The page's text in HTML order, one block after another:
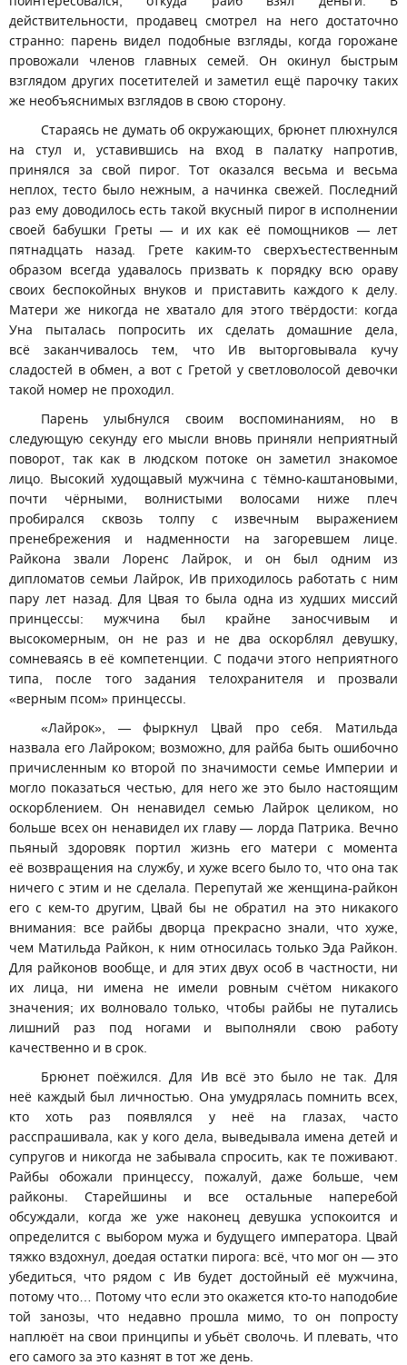
действительности, продавец смотрел на него достаточно
странно: парень видел подобные взгляды, когда горожане
провожали членов главных семей. Он окинул быстрым
взглядом других посетителей и заметил ещё парочку таких
же необъяснимых взглядов в свою сторону.
Стараясь не думать об окружающих, брюнет плюхнулся
на стул и, уставившись на вход в палатку напротив,
принялся за свой пирог. Тот оказался весьма и весьма
неплох, тесто было нежным, а начинка свежей. Последний
раз ему доводилось есть такой вкусный пирог в исполнении
своей бабушки Греты — и их как её помощников — лет
пятнадцать назад. Грете каким-то сверхъестественным
образом всегда удавалось призвать к порядку всю ораву
своих беспокойных внуков и приставить каждого к делу.
Матери же никогда не хватало для этого твёрдости: когда
Уна пыталась попросить их сделать домашние дела,
всё заканчивалось тем, что Ив выторговывала кучу
сладостей в обмен, а вот с Гретой у светловолосой девочки
такой номер не проходил.
Парень улыбнулся своим воспоминаниям, но в
следующую секунду его мысли вновь приняли неприятный
поворот, так как в людском потоке он заметил знакомое
лицо. Высокий худощавый мужчина с тёмно-каштановыми,
почти чёрными, волнистыми волосами ниже плеч
пробирался сквозь толпу с извечным выражением
пренебрежения и надменности на загоревшем лице.
Райкона звали Лоренс Лайрок, и он был одним из
дипломатов семьи Лайрок, Ив приходилось работать с ним
пару лет назад. Для Цвая то была одна из худших миссий
принцессы: мужчина был крайне заносчивым и
высокомерным, он не раз и не два оскорблял девушку,
сомневаясь в её компетенции. С подачи этого неприятного
типа, после того задания телохранителя и прозвали
«верным псом» принцессы.
«Лайрок», — фыркнул Цвай про себя. Матильда
назвала его Лайроком; возможно, для райба быть ошибочно
причисленным ко второй по значимости семье Империи и
могло показаться честью, для него же это было настоящим
оскорблением. Он ненавидел семью Лайрок целиком, но
больше всех он ненавидел их главу — лорда Патрика. Вечно
пьяный здоровяк портил жизнь его матери с момента
её возвращения на службу, и хуже всего было то, что она так
ничего с этим и не сделала. Перепутай же женщина-райкон
его с кем-то другим, Цвай бы не обратил на это никакого
внимания: все райбы дворца прекрасно знали, что хуже,
чем Матильда Райкон, к ним относилась только Эда Райкон.
Для райконов вообще, и для этих двух особ в частности, ни
их лица, ни имена не имели ровным счётом никакого
значения; их волновало только, чтобы райбы не путались
лишний раз под ногами и выполняли свою работу
качественно и в срок.
Брюнет поёжился. Для Ив всё это было не так. Для
неё каждый был личностью. Она умудрялась помнить всех,
кто хоть раз появлялся у неё на глазах, часто
расспрашивала, как у кого дела, выведывала имена детей и
супругов и никогда не забывала спросить, как те поживают.
Райбы обожали принцессу, пожалуй, даже больше, чем
райконы. Старейшины и все остальные наперебой
обсуждали, когда же уже наконец девушка успокоится и
определится с выбором мужа и будущего императора. Цвай
тяжко вздохнул, доедая остатки пирога: всё, что мог он — это
убедиться, что рядом с Ив будет достойный её мужчина,
потому что… Потому что если это окажется кто-то наподобие
той занозы, что недавно прошла мимо, то он попросту
наплюёт на свои принципы и убьёт сволочь. И плевать, что
его самого за это казнят в тот же день.